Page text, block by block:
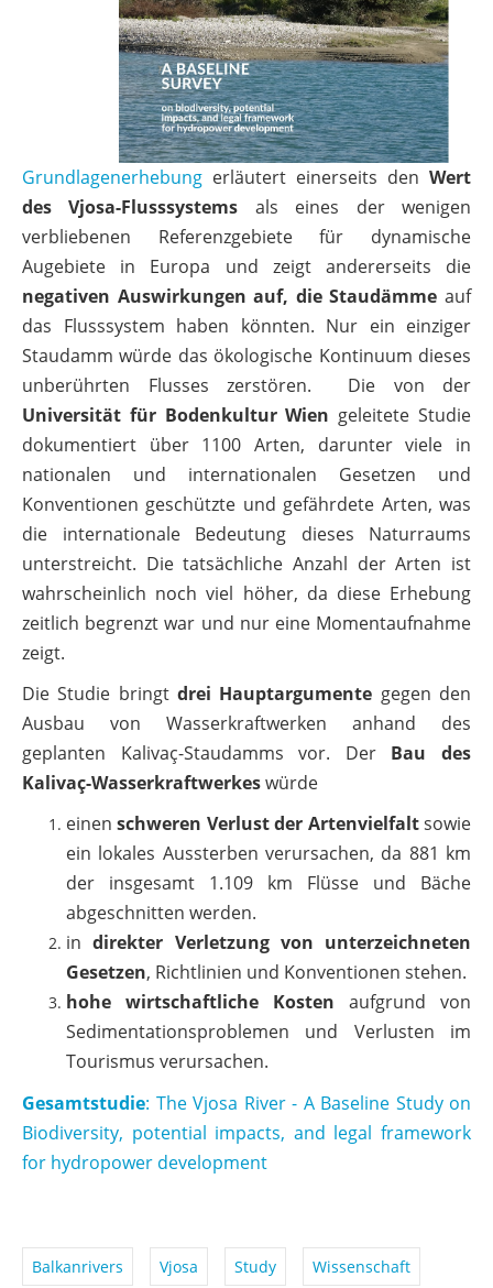
Grundlagenerhebung erläutert einerseits den Wert
des Vjosa-Flusssystems als eines der wenigen
verbliebenen Referenzgebiete für dynamische
Augebiete in Europa und zeigt andererseits die
negativen Auswirkungen auf, die Staudämme auf
das Flusssystem haben könnten. Nur ein einziger
Staudamm würde das ökologische Kontinuum dieses
unberührten Flusses zerstören. Die von der
Universität für Bodenkultur Wien geleitete Studie
dokumentiert über 1100 Arten, darunter viele in
nationalen und internationalen Gesetzen und
Konventionen geschützte und gefährdete Arten, was
die internationale Bedeutung dieses Naturraums
unterstreicht. Die tatsächliche Anzahl der Arten ist
wahrscheinlich noch viel höher, da diese Erhebung
zeitlich begrenzt war und nur eine Momentaufnahme
zeigt.
Die Studie bringt drei Hauptargumente gegen den
Ausbau von Wasserkraftwerken anhand des
geplanten Kalivaç-Staudamms vor. Der Bau des
Kalivaç-Wasserkraftwerkeswürde
einenschweren Verlust der Artenvielfaltsowie
ein lokales Aussterben verursachen, da 881 km
der insgesamt 1.109 km Flüsse und Bäche
abgeschnitten werden.
indirekter Verletzung von unterzeichneten
Gesetzen, Richtlinien und Konventionen stehen.
hohe wirtschaftliche Kosten aufgrund von
Sedimentationsproblemen und Verlusten im
Tourismus verursachen.
Gesamtstudie: The Vjosa River - A Baseline Study on
Biodiversity, potential impacts, and legal framework
for hydropower development
Balkanrivers Vjosa Study Wissenschaft